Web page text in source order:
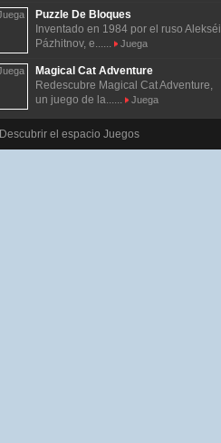
Puzzle De Bloques
Inventado en 1984 por el ruso Alekséi
Pázhitnov, e......
Juega
Magical Cat Adventure
Redescubre Magical Cat Adventure,
un juego de la......
Juega
Descubrir el espacio Juegos